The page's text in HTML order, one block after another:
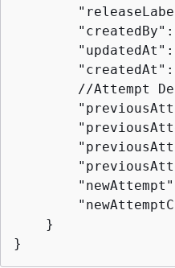
//Attempt
    }
}